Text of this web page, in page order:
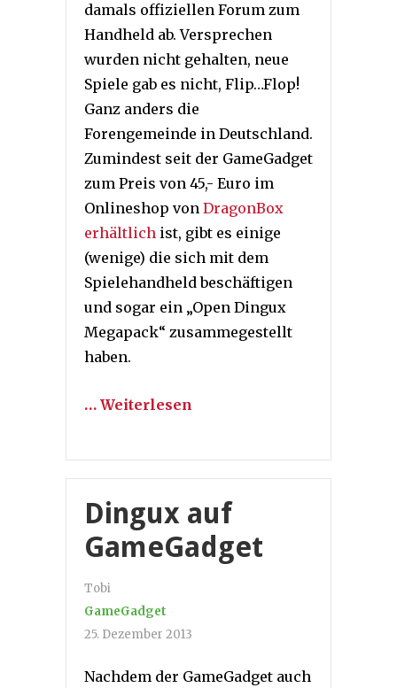
damals offiziellen Forum zum
Handheld ab. Versprechen
wurden nicht gehalten, neue
Spiele gab es nicht, Flip…Flop!
Ganz anders die
Forengemeinde in Deutschland.
Zumindest seit der GameGadget
zum Preis von 45,- Euro im
Onlineshop von DragonBox
erhältlich ist, gibt es einige
(wenige) die sich mit dem
Spielehandheld beschäftigen
und sogar ein „Open Dingux
Megapack“ zusammegestellt
haben.
… Weiterlesen
Dingux auf
GameGadget
Tobi
GameGadget
25. Dezember 2013
Nachdem der GameGadget auch